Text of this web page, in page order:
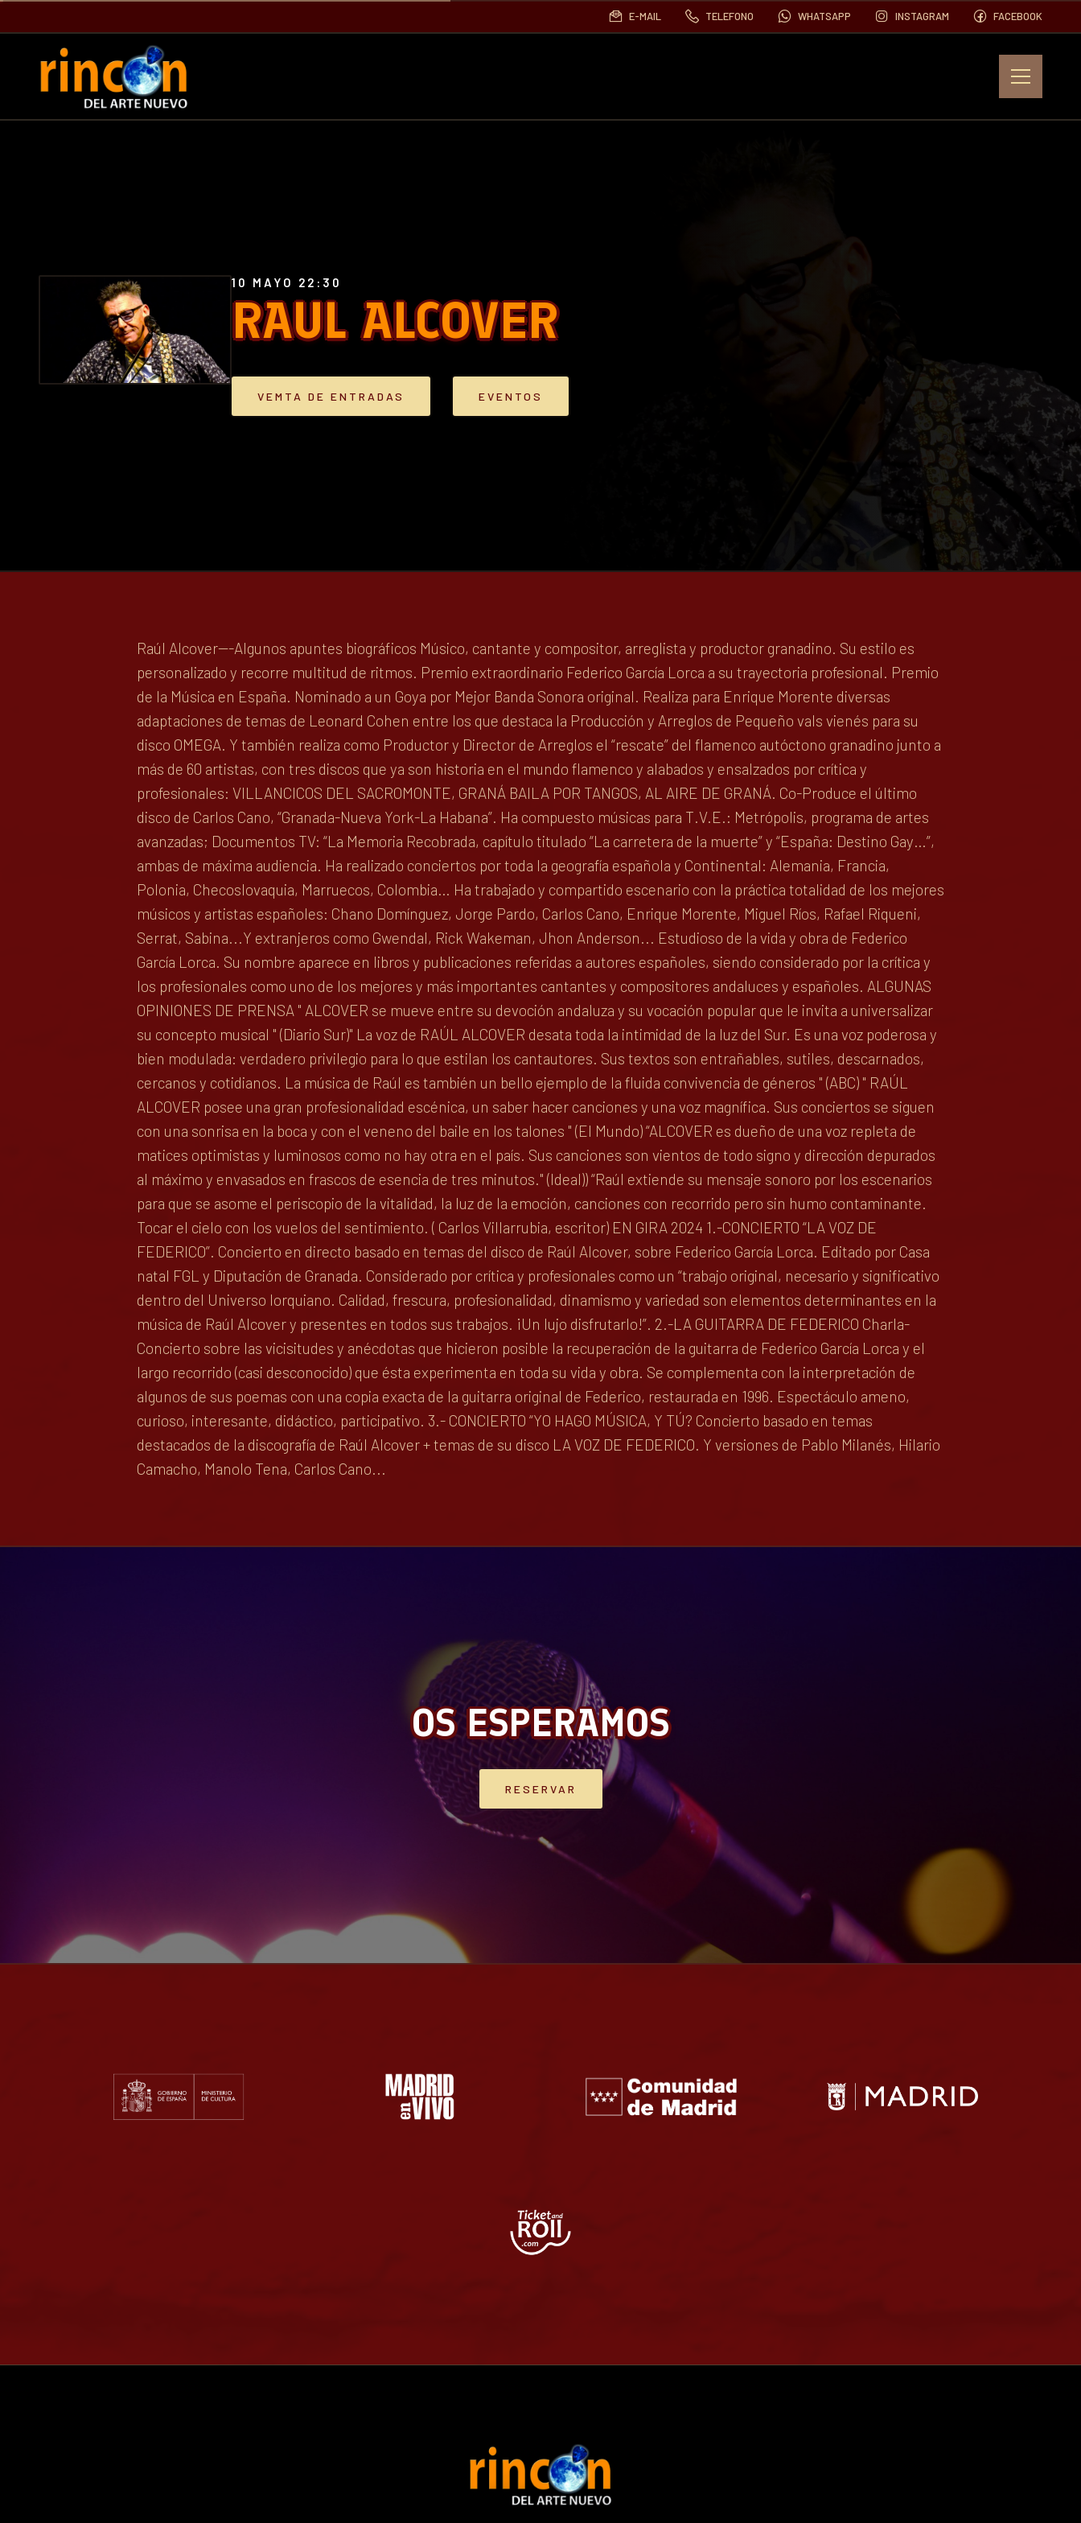
E-MAIL TELEFONO WHATSAPP INSTAGRAM FACEBOOK
RAUL ALCOVER
10 MAYO 22:30
VEMTA DE ENTRADAS EVENTOS
Raúl Alcover---Algunos apuntes biográficos Músico, cantante y compositor, arreglista y productor granadino. Su estilo es
personalizado y recorre multitud de ritmos. Premio extraordinario Federico García Lorca a su trayectoria profesional. Premio
de la Música en España. Nominado a un Goya por Mejor Banda Sonora original. Realiza para Enrique Morente diversas
adaptaciones de temas de Leonard Cohen entre los que destaca la Producción y Arreglos de Pequeño vals vienés para su
disco OMEGA. Y también realiza como Productor y Director de Arreglos el “rescate” del flamenco autóctono granadino junto a
más de 60 artistas, con tres discos que ya son historia en el mundo flamenco y alabados y ensalzados por crítica y
profesionales: VILLANCICOS DEL SACROMONTE, GRANÁ BAILA POR TANGOS, AL AIRE DE GRANÁ. Co-Produce el último
disco de Carlos Cano, “Granada-Nueva York-La Habana”. Ha compuesto músicas para T.V.E.: Metrópolis, programa de artes
avanzadas; Documentos TV: “La Memoria Recobrada, capítulo titulado “La carretera de la muerte” y “España: Destino Gay…”,
ambas de máxima audiencia. Ha realizado conciertos por toda la geografía española y Continental: Alemania, Francia,
Polonia, Checoslovaquia, Marruecos, Colombia… Ha trabajado y compartido escenario con la práctica totalidad de los mejores
músicos y artistas españoles: Chano Domínguez, Jorge Pardo, Carlos Cano, Enrique Morente, Miguel Ríos, Rafael Riqueni,
Serrat, Sabina...Y extranjeros como Gwendal, Rick Wakeman, Jhon Anderson... Estudioso de la vida y obra de Federico
García Lorca. Su nombre aparece en libros y publicaciones referidas a autores españoles, siendo considerado por la crítica y
los profesionales como uno de los mejores y más importantes cantantes y compositores andaluces y españoles. ALGUNAS
OPINIONES DE PRENSA " ALCOVER se mueve entre su devoción andaluza y su vocación popular que le invita a universalizar
su concepto musical " (Diario Sur)" La voz de RAÚL ALCOVER desata toda la intimidad de la luz del Sur. Es una voz poderosa y
bien modulada: verdadero privilegio para lo que estilan los cantautores. Sus textos son entrañables, sutiles, descarnados,
cercanos y cotidianos. La música de Raúl es también un bello ejemplo de la fluida convivencia de géneros " (ABC) " RAÚL
ALCOVER posee una gran profesionalidad escénica, un saber hacer canciones y una voz magnífica. Sus conciertos se siguen
con una sonrisa en la boca y con el veneno del baile en los talones " (El Mundo) “ALCOVER es dueño de una voz repleta de
matices optimistas y luminosos como no hay otra en el país. Sus canciones son vientos de todo signo y dirección depurados
al máximo y envasados en frascos de esencia de tres minutos." (Ideal)) “Raúl extiende su mensaje sonoro por los escenarios
para que se asome el periscopio de la vitalidad, la luz de la emoción, canciones con recorrido pero sin humo contaminante.
Tocar el cielo con los vuelos del sentimiento. ( Carlos Villarrubia, escritor) EN GIRA 2024 1.-CONCIERTO “LA VOZ DE
FEDERICO”. Concierto en directo basado en temas del disco de Raúl Alcover, sobre Federico García Lorca. Editado por Casa
natal FGL y Diputación de Granada. Considerado por crítica y profesionales como un “trabajo original, necesario y significativo
dentro del Universo lorquiano. Calidad, frescura, profesionalidad, dinamismo y variedad son elementos determinantes en la
música de Raúl Alcover y presentes en todos sus trabajos. ¡Un lujo disfrutarlo!”. 2.-LA GUITARRA DE FEDERICO Charla-
Concierto sobre las vicisitudes y anécdotas que hicieron posible la recuperación de la guitarra de Federico García Lorca y el
largo recorrido (casi desconocido) que ésta experimenta en toda su vida y obra. Se complementa con la interpretación de
algunos de sus poemas con una copia exacta de la guitarra original de Federico, restaurada en 1996. Espectáculo ameno,
curioso, interesante, didáctico, participativo. 3.- CONCIERTO “YO HAGO MÚSICA, Y TÚ? Concierto basado en temas
destacados de la discografía de Raúl Alcover + temas de su disco LA VOZ DE FEDERICO. Y versiones de Pablo Milanés, Hilario
Camacho, Manolo Tena, Carlos Cano...
OS ESPERAMOS
RESERVAR
EVENTOS
BLOG